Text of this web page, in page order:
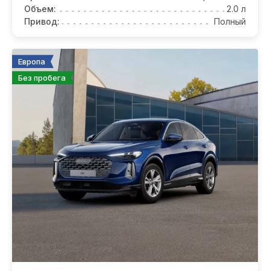
Объем:
2.0 л
Привод:
Полный
Европа
Без пробега